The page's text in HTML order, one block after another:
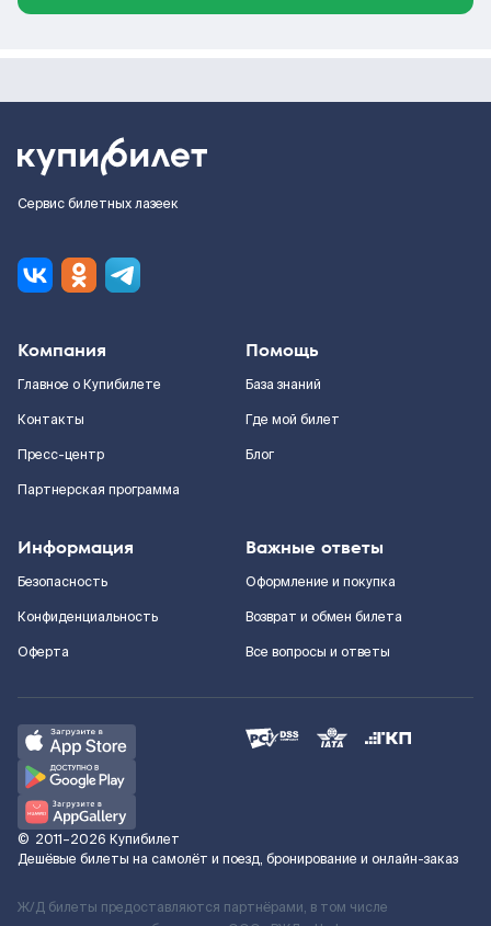
Сервис билетных лазеек
Компания
Главное о Купибилете
Контакты
Пресс-центр
Партнерская программа
Помощь
База знаний
Где мой билет
Блог
Информация
Безопасность
Конфиденциальность
Оферта
Важные ответы
Оформление и покупка
Возврат и обмен билета
Все вопросы и ответы
© 2011–2026 Купибилет
Дешёвые билеты на самолёт и поезд, бронирование и онлайн-заказ
Ж/Д билеты предоставляются партнёрами, в том числе